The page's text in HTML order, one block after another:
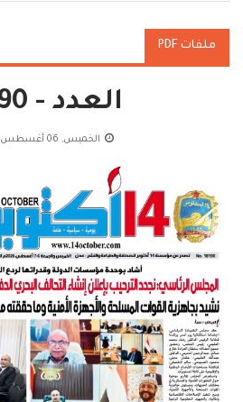
ملفات PDF
العدد - 18190
الخميس, 06 أغسطس 2026